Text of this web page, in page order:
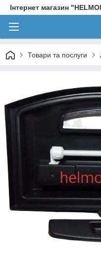
Інтернет магазин
Товари та послуги